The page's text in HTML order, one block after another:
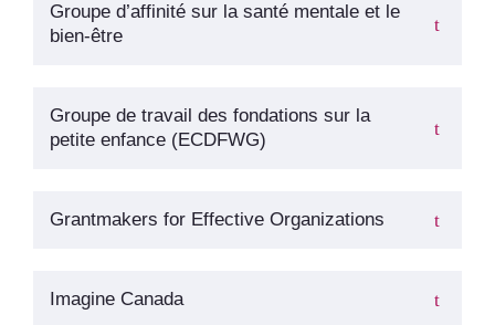
Groupe d’affinité sur la santé mentale et le
bien-être
Groupe de travail des fondations sur la
petite enfance (ECDFWG)
Grantmakers for Effective Organizations
Imagine Canada